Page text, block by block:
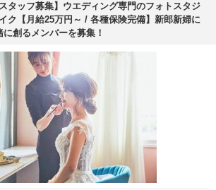
タッフ募集】ウエディング専門のフォトスタジ
ク【月給25万円～ / 各種保険完備】新郎新婦に
創るメンバーを募集！